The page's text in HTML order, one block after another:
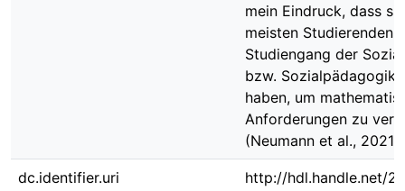
mein Eindruck, dass
meisten Studierenden
Studiengang der
bzw. Sozialpädagogik
haben, um
Anforderungen zu
(Neumann et al., 2021,
dc.identifier.uri http://hdl.handle.net/